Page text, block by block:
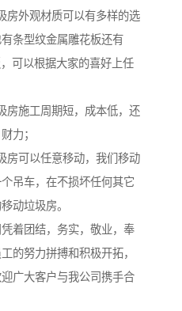
房外观材质可以有多样的选
条型纹金属雕花板还有
可以根据大家的喜好上任
房施工周期短，成本低，还
力；
房可以任意移动，我们移动
吊车，在不损坏任何其它
动垃圾房。
着团结，务实，敬业，奉
的努力拼搏和积极开拓，
广大客户与我公司携手合